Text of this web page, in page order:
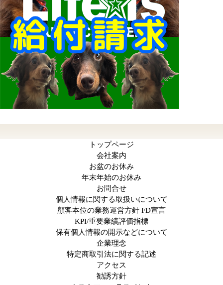
トップページ
会社案内
お盆のお休み
年末年始のお休み
お問合せ
個人情報に関する取扱いについて
顧客本位の業務運営方針 FD宣言
KPI/重要業績評価指標
保有個人情報の開示などについて
企業理念
特定商取引法に関する記述
アクセス
勧誘方針